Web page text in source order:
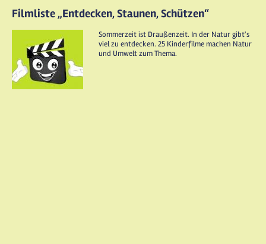
Filmliste „Entdecken, Staunen, Schützen“
Sommerzeit ist Draußenzeit. In der Natur gibt's
viel zu entdecken. 25 Kinderfilme machen Natur
und Umwelt zum Thema.